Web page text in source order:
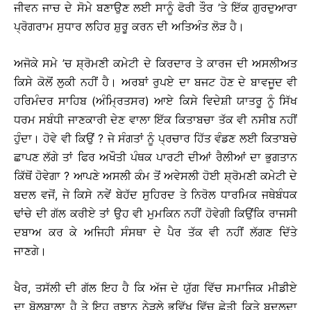
ਜੀਵਨ ਜਾਚ ਦੇ ਸੋਮੇ ਬਣਾਉਣ ਲਈ ਸਾਨੂੰ ਫੋਰੀ ਤੌਰ ’ਤੇ ਇੱਕ ਗੁਰਦੁਆਰਾ
ਪ੍ਰੋਗਰਾਮ ਸੁਧਾਰ ਲਹਿਰ ਸ਼ੁਰੂ ਕਰਨ ਦੀ ਅਤਿਅੰਤ ਲੋੜ ਹੈ।
ਅਜੋਕੇ ਸਮੇ ’ਚ ਸ਼੍ਰੋਮਣੀ ਕਮੇਟੀ ਦੇ ਕਿਰਦਾਰ ਤੇ ਕਾਰਜ ਦੀ ਅਸਲੀਅਤ
ਕਿਸੇ ਕੋਲੋਂ ਲੁਕੀ ਨਹੀਂ ਹੈ। ਅਰਬਾਂ ਰੁਪਏ ਦਾ ਬਜਟ ਹੋਣ ਦੇ ਬਾਵਜੂਦ ਵੀ
ਹਰਿਮੰਦਰ ਸਾਹਿਬ (ਅੰਮ੍ਰਿਤਸਰ) ਆਏ ਕਿਸੇ ਵਿਦੇਸ਼ੀ ਯਾਤਰੂ ਨੂੰ ਸਿੱਖ
ਧਰਮ ਸਬੰਧੀ ਜਾਣਕਾਰੀ ਦੇਣ ਵਾਲਾ ਇੱਕ ਕਿਤਾਬਚਾ ਤੱਕ ਵੀ ਨਸੀਬ ਨਹੀਂ
ਹੁੰਦਾ। ਹੋਵੇ ਵੀ ਕਿਉਂ ? ਜੇ ਸੰਗਤਾਂ ਨੂੰ ਪ੍ਰਚਾਰ ਹਿੱਤ ਵੰਡਣ ਲਈ ਕਿਤਾਬਚੇ
ਛਾਪਣ ਲੱਗੇ ਤਾਂ ਫਿਰ ਅਖੌਤੀ ਪੰਥਕ ਪਾਰਟੀ ਦੀਆਂ ਰੈਲੀਆਂ ਦਾ ਭੁਗਤਾਨ
ਕਿੱਥੋਂ ਹੋਵੇਗਾ ? ਆਪਣੇ ਅਸਲੀ ਕੰਮ ਤੋਂ ਅਵੇਸਲੀ ਹੋਈ ਸ਼੍ਰੋਮਣੀ ਕਮੇਟੀ ਦੇ
ਬਦਲ ਵਜੋਂ, ਜੇ ਕਿਸੇ ਨਵੇਂ ਬੇਹੱਦ ਸੁਹਿਰਦ ਤੇ ਨਿਰੋਲ ਧਾਰਮਿਕ ਜਥੇਬੰਧਕ
ਢਾਂਚੇ ਦੀ ਗੱਲ ਕਰੀਏ ਤਾਂ ਉਹ ਵੀ ਮੁਮਕਿਨ ਨਹੀਂ ਹੋਵੇਗੀ ਕਿਉਂਕਿ ਰਾਜਸੀ
ਦਬਾਅ ਕਰ ਕੇ ਅਜਿਹੀ ਸੰਸਥਾ ਦੇ ਪੈਰ ਤੱਕ ਵੀ ਨਹੀਂ ਲੱਗਣ ਦਿੱਤੇ
ਜਾਣਗੇ।
ਖੈਰ, ਤਸੱਲੀ ਦੀ ਗੱਲ ਇਹ ਹੈ ਕਿ ਅੱਜ ਦੇ ਯੁੱਗ ਵਿੱਚ ਸਮਾਜਿਕ ਮੀਡੀਏ
ਦਾ ਬੋਲਬਾਲਾ ਹੈ ਤੇ ਇਹ ਰੁਝਾਨ ਨੇੜਲੇ ਭਵਿੱਖ ਵਿੱਚ ਛੇਤੀ ਕਿਤੇ ਬਦਲਦਾ